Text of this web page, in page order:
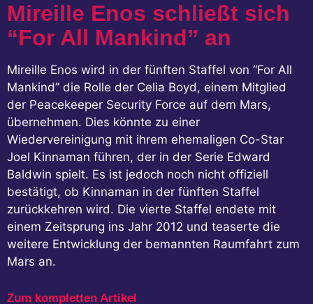
Mireille Enos schließt sich
“For All Mankind” an
Mireille Enos wird in der fünften Staffel von “For All
Mankind” die Rolle der Celia Boyd, einem Mitglied
der Peacekeeper Security Force auf dem Mars,
übernehmen. Dies könnte zu einer
Wiedervereinigung mit ihrem ehemaligen Co-Star
Joel Kinnaman führen, der in der Serie Edward
Baldwin spielt. Es ist jedoch noch nicht offiziell
bestätigt, ob Kinnaman in der fünften Staffel
zurückkehren wird. Die vierte Staffel endete mit
einem Zeitsprung ins Jahr 2012 und teaserte die
weitere Entwicklung der bemannten Raumfahrt zum
Mars an.
Zum kompletten Artikel